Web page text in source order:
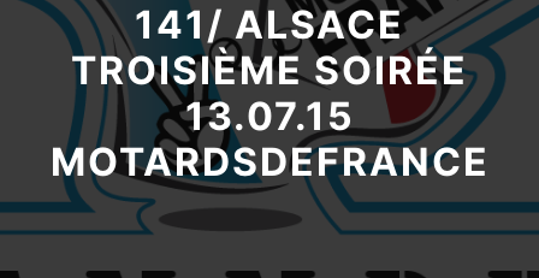
141/ ALSACE
TROISIÈME SOIRÉE
13.07.15
MOTARDSDEFRANCE